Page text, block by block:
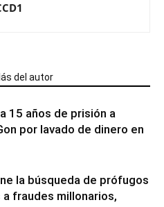
del autor
15 años de prisión a
por lavado de dinero en
la búsqueda de prófugos
fraudes millonarios,